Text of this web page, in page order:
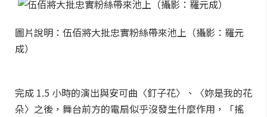
圖片說明：伍佰將大批忠實粉絲帶來池上（攝影：羅元
成）
完成 1.5 小時的演出與安可曲〈釘子花〉、〈妳是我的花
朵〉之後，舞台前方的電扇似乎沒發生什麼作用，「搖